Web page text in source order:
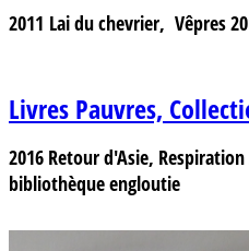
2011 Lai du chevrier, Vêpres
Livres Pauvres,
2016 Retour d'Asie, Respiration
bibliothèque engloutie